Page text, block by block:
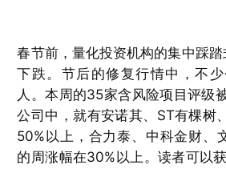
春节前，量化投资机构的集中踩
下跌。节后的修复行情中，不
人。本周的35家含风险项目评级
公司中，就有安诺其、ST有棵树
50%以上，合力泰、中科金财、
的周涨幅在30%以上。读者可以